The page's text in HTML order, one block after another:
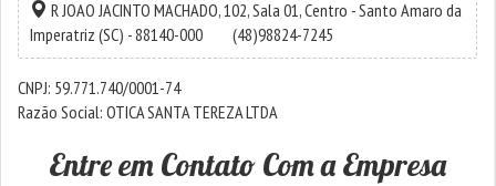
R JOAO JACINTO MACHADO, 102, Sala 01,Centro -Santo Amaro da
Imperatriz (SC) - 88140-000 (48)98824-7245
CNPJ: 59.771.740/0001-74
Razão Social: OTICA SANTA TEREZA LTDA
Entre em Contato Com a Empresa